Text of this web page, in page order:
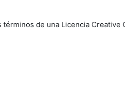
de una Licencia Creative